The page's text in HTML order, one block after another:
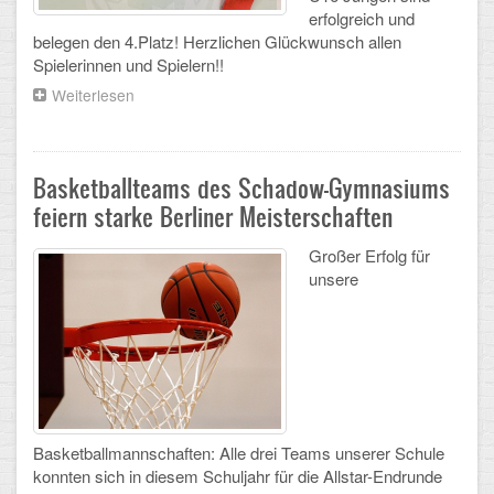
CLOUD
Lernraum Berlin
Gitlab
erfolgreich und
belegen den 4.Platz! Herzlichen Glückwunsch allen
Spielerinnen und Spielern!!
Weiterlesen
erfolgreich
bei
Tennistournieren
Basketballteams des Schadow-Gymnasiums
feiern starke Berliner Meisterschaften
Großer Erfolg für
unsere
Basketballmannschaften: Alle drei Teams unserer Schule
konnten sich in diesem Schuljahr für die Allstar-Endrunde